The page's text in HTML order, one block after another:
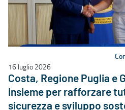
16 luglio 2026
Costa, Regione Puglia e
insieme per rafforzare
sicurezza e sviluppo